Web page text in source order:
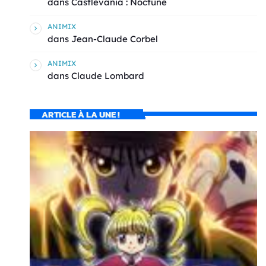
ANIMIX
dans Jean-Claude Corbel
ANIMIX
dans Claude Lombard
ARTICLE À LA UNE !